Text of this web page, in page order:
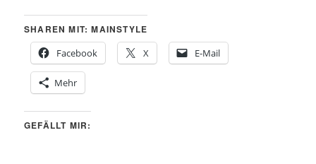
SHAREN MIT: MAINSTYLE
Facebook
X E-Mail
Mehr
GEFÄLLT MIR: